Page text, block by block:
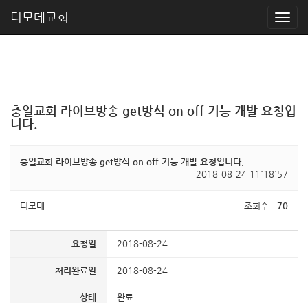
디모데교회
충일교회 라이브방송 get방식 on off 기능 개발 요청입
니다.
충일교회 라이브방송 get방식 on off 기능 개발 요청입니다.
2018-08-24 11:18:57
디모데 조회수 70
요청일 2018-08-24
처리완료일 2018-08-24
상태 완료